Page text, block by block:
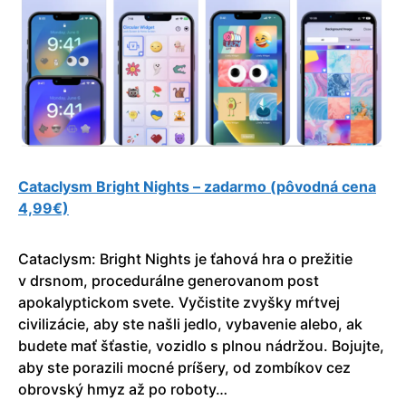
Cataclysm Bright Nights – zadarmo (pôvodná cena
4,99€)
Cataclysm: Bright Nights je ťahová hra o prežitie
v drsnom, procedurálne generovanom post
apokalyptickom svete. Vyčistite zvyšky mŕtvej
civilizácie, aby ste našli jedlo, vybavenie alebo, ak
budete mať šťastie, vozidlo s plnou nádržou. Bojujte,
aby ste porazili mocné príšery, od zombíkov cez
obrovský hmyz až po roboty…